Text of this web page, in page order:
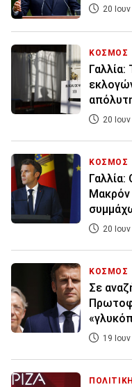
20
ΚΟΣΜΟΣ
20
ΚΟΣΜΟΣ
Γαλλία:
Μακρόν
20
ΚΟΣΜΟΣ
Σε
19
ΠΟΛΙΤΙΚΗ